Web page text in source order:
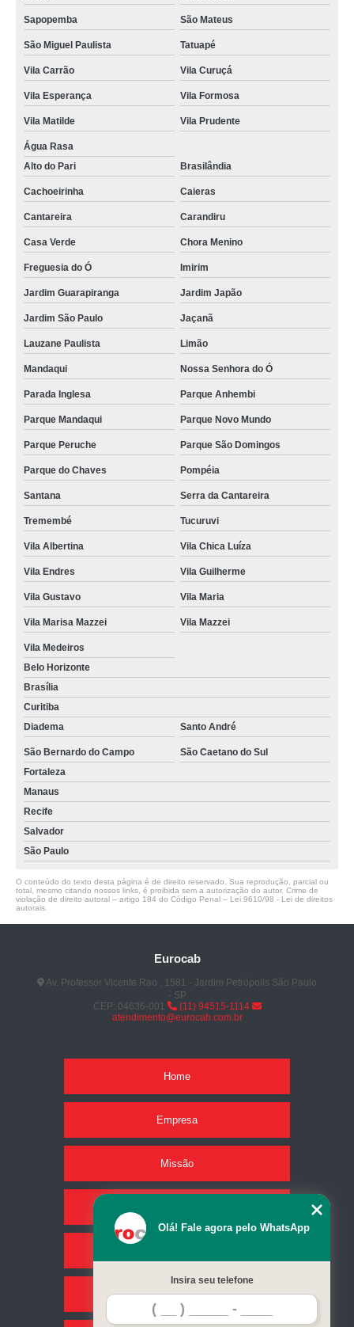
Sapopemba São Mateus
São Miguel Paulista Tatuapé
Vila Carrão Vila Curuçá
Vila Esperança Vila Formosa
Vila Matilde Vila Prudente
Água Rasa
Alto do Pari
Brasilândia
Cachoeirinha Caieras
Cantareira Carandiru
Casa Verde Chora Menino
Freguesia do Ó Imirim
Jardim Guarapiranga Jardim Japão
Jardim São Paulo Jaçanã
Lauzane Paulista Limão
Mandaqui Nossa Senhora do Ó
Parada Inglesa Parque Anhembi
Parque Mandaqui Parque Novo Mundo
Parque Peruche Parque São Domingos
Parque do Chaves Pompéia
Santana Serra da Cantareira
Tremembé Tucuruvi
Vila Albertina Vila Chica Luíza
Vila Endres Vila Guilherme
Vila Gustavo Vila Maria
Vila Marisa Mazzei Vila Mazzei
Vila Medeiros
Belo Horizonte
Brasília
Curitiba
Diadema
Santo André
São Bernardo do Campo
São Caetano do Sul
Fortaleza
Manaus
Recife
Salvador
São Paulo
O conteúdo do texto desta página é de direito reservado. Sua reprodução, parcial ou
total, mesmo citando nossos links, é proibida sem a autorização do autor. Crime de
violação de direito autoral – artigo 184 do Código Penal – Lei 9610/98 - Lei de direitos
autorais
Eurocab
Av. Professor Vicente Rao , 1581 - Jardim Petrópolis São Paulo
- SP
CEP: 04636-001
(11) 94515-1114
atendimento@eurocab.com.br
Home
Empresa
Missão
Contato
Olá! Fale agora pelo WhatsApp
Insira seu telefone